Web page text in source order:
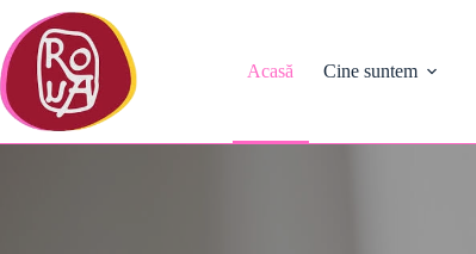
conținut
Acasă
Cine suntem